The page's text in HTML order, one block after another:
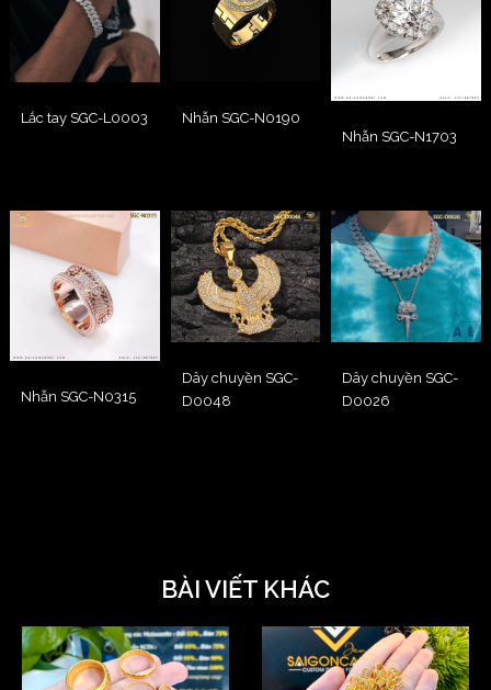
Lắc tay SGC-L0003
Nhẫn SGC-N0190
Nhẫn SGC-N1703
Nhẫn SGC-N0315
Dây chuyền SGC-
D0048
Dây chuyền SGC-
D0026
BÀI VIẾT KHÁC